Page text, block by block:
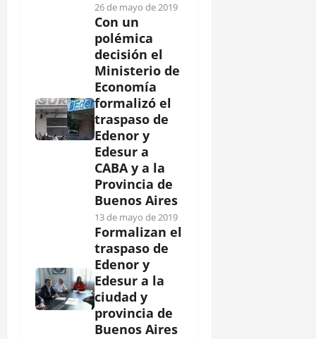
26 de mayo de 2019
Con un
polémica
decisión el
Ministerio de
Economía
formalizó el
traspaso de
Edenor y
Edesur a
CABA y a la
Provincia de
Buenos Aires
13 de mayo de 2019
Formalizan el
traspaso de
Edenor y
Edesur a la
ciudad y
provincia de
Buenos Aires